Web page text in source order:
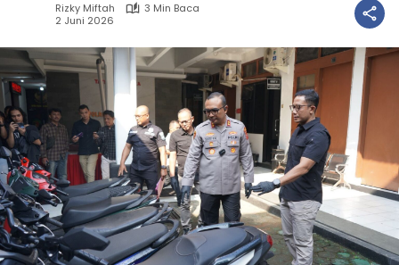
Rizky Miftah
3 Min Baca
2 Juni 2026